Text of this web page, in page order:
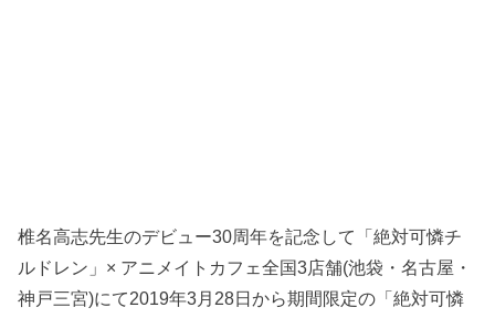
椎名高志先生のデビュー30周年を記念して「絶対可憐チ
ルドレン」× アニメイトカフェ全国3店舗(池袋・名古屋・
神戸三宮)にて2019年3月28日から期間限定の「絶対可憐